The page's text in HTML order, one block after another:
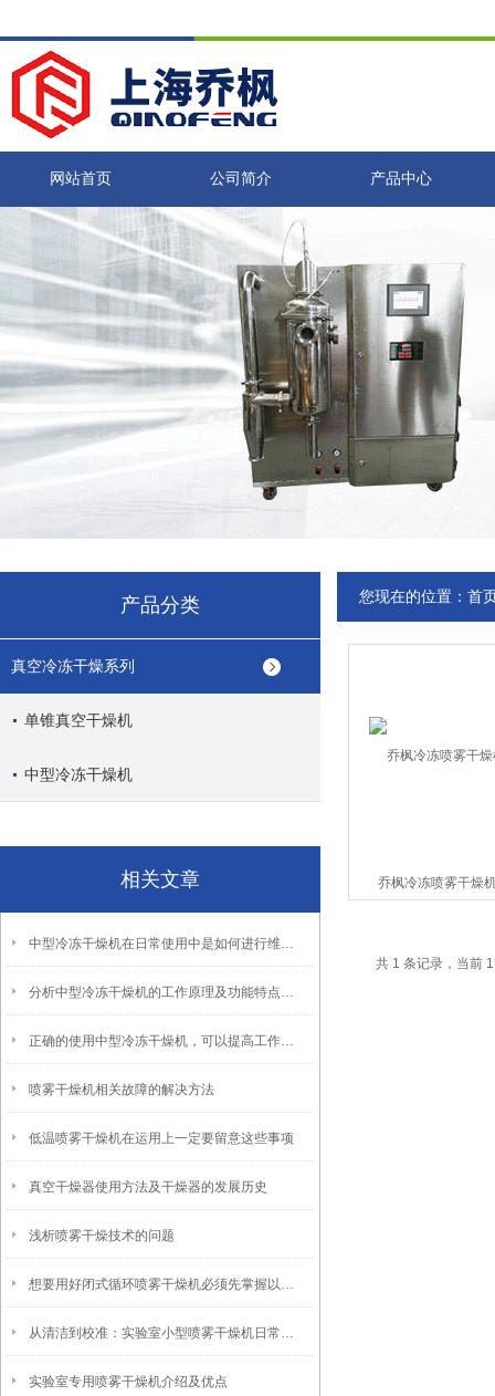
网站首页 公司简介 产品中心
产品分类
真空冷冻干燥系列
单锥真空干燥机
中型冷冻干燥机
相关文章
中型冷冻干燥机在日常使用中是如何进行维保的？
分析中型冷冻干燥机的工作原理及功能特点说明
正确的使用中型冷冻干燥机，可以提高工作效率
喷雾干燥机相关故障的解决方法
低温喷雾干燥机在运用上一定要留意这些事项
真空干燥器使用方法及干燥器的发展历史
浅析喷雾干燥技术的问题
想要用好闭式循环喷雾干燥机必须先掌握以下基础知识
从清洁到校准：实验室小型喷雾干燥机日常维护全流程解析
实验室专用喷雾干燥机介绍及优点
您现在的位置： 首
乔枫冷冻喷雾干燥
共 1 条记录，当前